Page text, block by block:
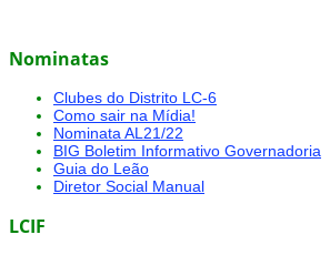
Nominatas
Clubes do Distrito LC-6
Como sair na Mídia!
Nominata AL21/22
BIG Boletim Informativo Governadoria
Guia do Leão
Diretor Social Manual
LCIF